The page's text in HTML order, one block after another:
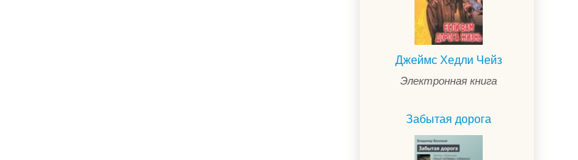
Джеймс Хедли Чейз
Электронная книга
Забытая дорога